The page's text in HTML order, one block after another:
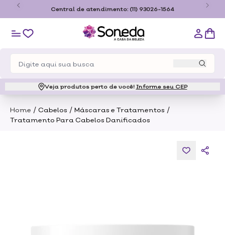
Central de atendimento: (11) 93026-1564
Veja produtos perto de você! Informe seu CEP
Home / Cabelos / Máscaras e Tratamentos /
Tratamento Para Cabelos Danificados